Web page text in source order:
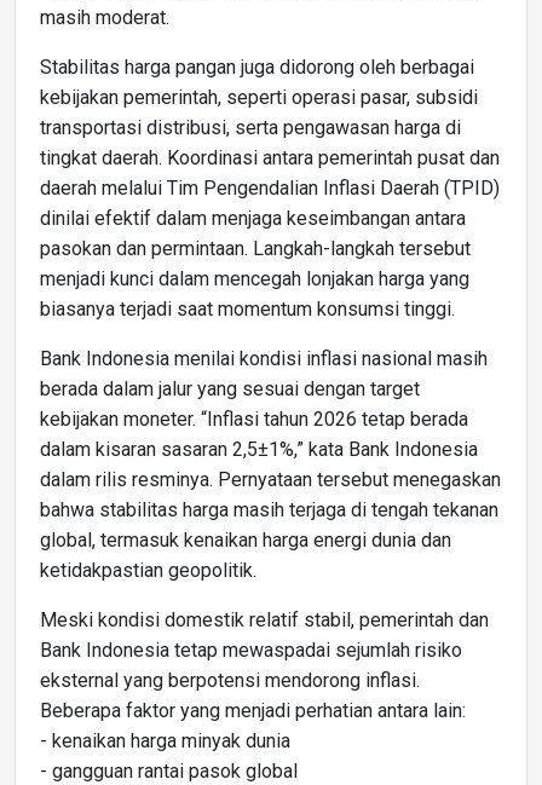
masih moderat.
Stabilitas harga pangan juga didorong oleh berbagai
kebijakan pemerintah, seperti operasi pasar, subsidi
transportasi distribusi, serta pengawasan harga di
tingkat daerah. Koordinasi antara pemerintah pusat dan
daerah melalui Tim Pengendalian Inflasi Daerah (TPID)
dinilai efektif dalam menjaga keseimbangan antara
pasokan dan permintaan. Langkah-langkah tersebut
menjadi kunci dalam mencegah lonjakan harga yang
biasanya terjadi saat momentum konsumsi tinggi.
Bank Indonesia menilai kondisi inflasi nasional masih
berada dalam jalur yang sesuai dengan target
kebijakan moneter. “Inflasi tahun 2026 tetap berada
dalam kisaran sasaran 2,5±1%,” kata Bank Indonesia
dalam rilis resminya. Pernyataan tersebut menegaskan
bahwa stabilitas harga masih terjaga di tengah tekanan
global, termasuk kenaikan harga energi dunia dan
ketidakpastian geopolitik.
Meski kondisi domestik relatif stabil, pemerintah dan
Bank Indonesia tetap mewaspadai sejumlah risiko
eksternal yang berpotensi mendorong inflasi.
Beberapa faktor yang menjadi perhatian antara lain:
- kenaikan harga minyak dunia
- gangguan rantai pasok global